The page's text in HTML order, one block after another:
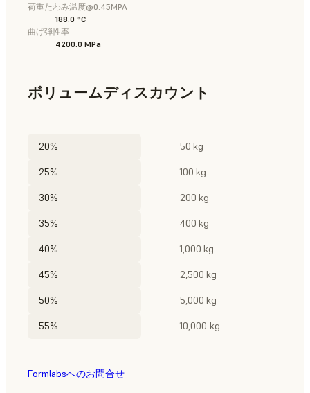
荷重たわみ温度@0.45MPA
188.0 °C
曲げ弾性率
4200.0 MPa
ボリュームディスカウント
20% 50 kg
25% 100 kg
30% 200 kg
35% 400 kg
40% 1,000 kg
45% 2,500 kg
50% 5,000 kg
55% 10,000 kg
Formlabsへのお問合せ